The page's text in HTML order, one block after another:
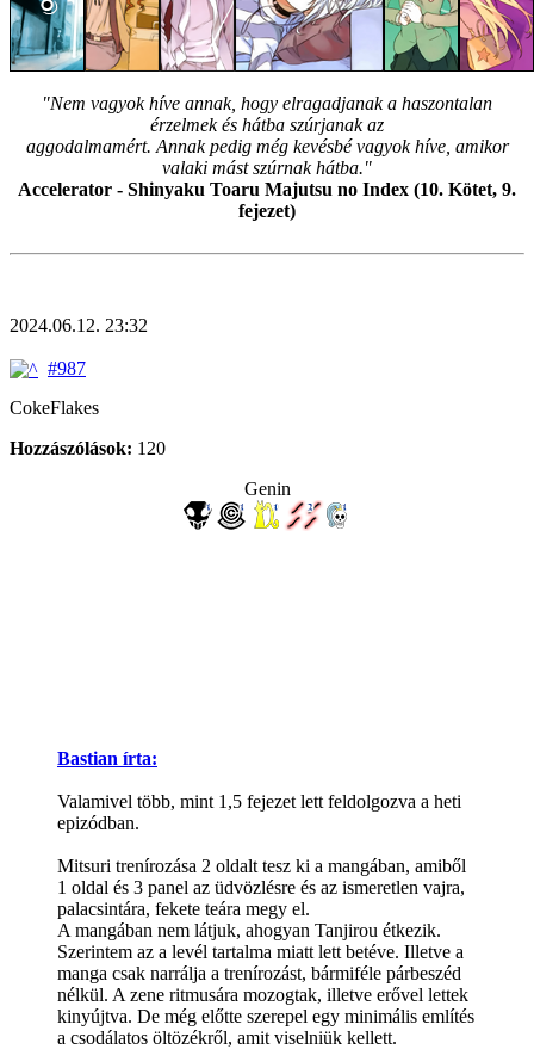
"Nem vagyok híve annak, hogy elragadjanak a haszontalan
érzelmek és hátba szúrjanak az
aggodalmamért. Annak pedig még kevésbé vagyok híve, amikor
valaki mást szúrnak hátba."
Accelerator - Shinyaku Toaru Majutsu no Index (10. Kötet, 9.
fejezet)
2024.06.12. 23:32
#987
CokeFlakes
Hozzászólások: 120
Genin
Bastian írta:
Valamivel több, mint 1,5 fejezet lett feldolgozva a heti
epizódban.
Mitsuri trenírozása 2 oldalt tesz ki a mangában, amiből
1 oldal és 3 panel az üdvözlésre és az ismeretlen vajra,
palacsintára, fekete teára megy el.
A mangában nem látjuk, ahogyan Tanjirou étkezik.
Szerintem az a levél tartalma miatt lett betéve. Illetve a
manga csak narrálja a trenírozást, bármiféle párbeszéd
nélkül. A zene ritmusára mozogtak, illetve erővel lettek
kinyújtva. De még előtte szerepel egy minimális említés
a csodálatos öltözékről, amit viselniük kellett.